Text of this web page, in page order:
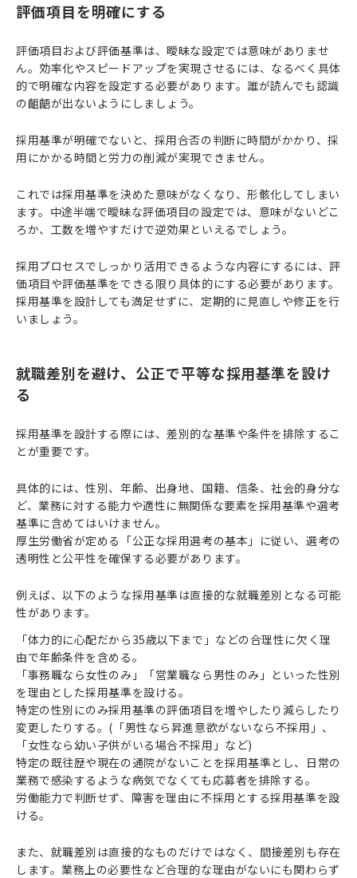
評価項目を明確にする
評価項目および評価基準は、曖昧な設定では意味がありませ
ん。効率化やスピードアップを実現させるには、なるべく具体
的で明確な内容を設定する必要があります。誰が読んでも認識
の齟齬が出ないようにしましょう。
採用基準が明確でないと、採用合否の判断に時間がかかり、採
用にかかる時間と労力の削減が実現できません。
これでは採用基準を決めた意味がなくなり、形骸化してしまい
ます。中途半端で曖昧な評価項目の設定では、意味がないどこ
ろか、工数を増やすだけで逆効果といえるでしょう。
採用プロセスでしっかり活用できるような内容にするには、評
価項目や評価基準をできる限り具体的にする必要があります。
採用基準を設計しても満足せずに、定期的に見直しや修正を行
いましょう。
就職差別を避け、公正で平等な採用基準を設け
る
採用基準を設計する際には、差別的な基準や条件を排除するこ
とが重要です。
具体的には、性別、年齢、出身地、国籍、信条、社会的身分な
ど、業務に対する能力や適性に無関係な要素を採用基準や選考
基準に含めてはいけません。
厚生労働省が定める「公正な採用選考の基本」に従い、選考の
透明性と公平性を確保する必要があります。
例えば、以下のような採用基準は直接的な就職差別となる可能
性があります。
「体力的に心配だから35歳以下まで」などの合理性に欠く理
由で年齢条件を含める。
「事務職なら女性のみ」「営業職なら男性のみ」といった性別
を理由とした採用基準を設ける。
特定の性別にのみ採用基準の評価項目を増やしたり減らしたり
変更したりする。(「男性なら昇進意欲がないなら不採用」、
「女性なら幼い子供がいる場合不採用」など)
特定の既往歴や現在の通院がないことを採用基準とし、日常の
業務で感染するような病気でなくても応募者を排除する。
労働能力で判断せず、障害を理由に不採用とする採用基準を設
ける。
また、就職差別は直接的なものだけではなく、間接差別も存在
します。業務上の必要性など合理的な理由がないにも関わらず